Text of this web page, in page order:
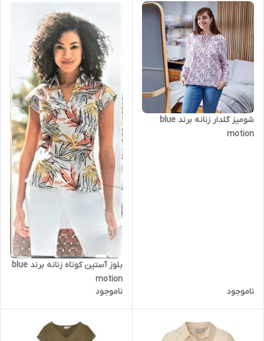
شومیز گلدار زنانه برند blue
motion
ناموجود
بلوز آستین کوتاه زنانه برند blue
motion
ناموجود